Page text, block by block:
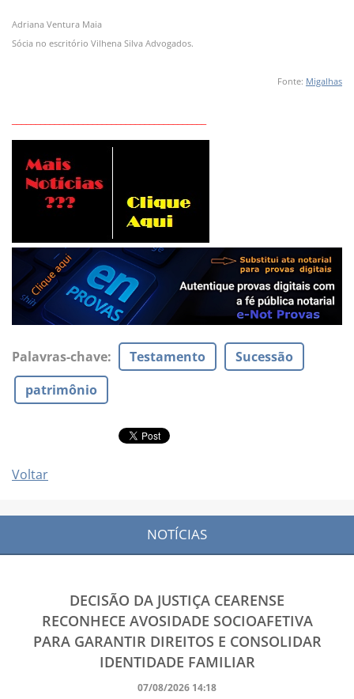
Adriana Ventura Maia
Sócia no escritório Vilhena Silva Advogados.
Fonte: Migalhas
Palavras-chave: Testamento
Sucessão
patrimônio
Voltar
NOTÍCIAS
DECISÃO DA JUSTIÇA CEARENSE
RECONHECE AVOSIDADE SOCIOAFETIVA
PARA GARANTIR DIREITOS E CONSOLIDAR
IDENTIDADE FAMILIAR
07/08/2026 14:18